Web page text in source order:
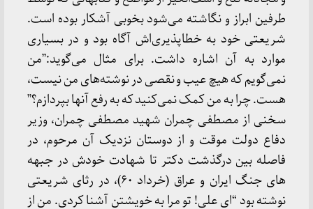
طرفین ابراز و نگاشته می‌شود بخوبی آشکار بوده است.
شریعتی خود به خطاپذیری‌اش آگاه بود و در بسیاری
موارد به آن اشاره داشت. برای مثال می‌گوید:”من
نمی‌گویم که هیچ عیب و نقصی در نوشته‌های من نیست،
هست. چرا به من کمک نمی‌کنید که به رفع آنها بپردازم؟”
سخنی از مصطفی چمران شهید مصطفی چمران، وزیر
دفاع دولت موقت و از دوستان نزدیک آن مرحوم، در
فاصله بین درگذشت دکتر تا شهادت خودش در جبهه
های جنگ ایران و عراق (خرداد ۶۰)، در رثای شریعتی
نوشته بود “ای علی! تو مرا به خویشتن آشنا کردی. من از